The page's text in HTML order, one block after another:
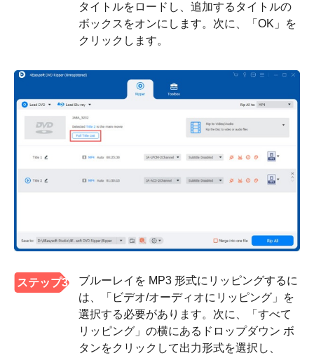
タイトルをロードし、追加するタイトルの
ボックスをオンにします。次に、「OK」を
クリックします。
ステップ3
ブルーレイを MP3 形式にリッピングするに
は、「ビデオ/オーディオにリッピング」を
選択する必要があります。次に、「すべて
リッピング」の横にあるドロップダウン ボ
タンをクリックして出力形式を選択し、